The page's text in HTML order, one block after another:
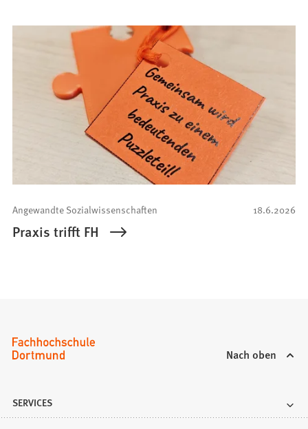
18.6.2026
Angewandte Sozialwissenschaften
Praxis trifft FH
Nach oben
SERVICES